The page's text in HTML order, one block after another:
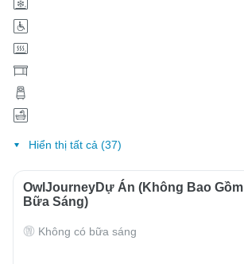
Hiển thị tất cả (37)
OwlJourneyDự Án (Không Bao Gồm
Bữa Sáng)
Không có bữa sáng